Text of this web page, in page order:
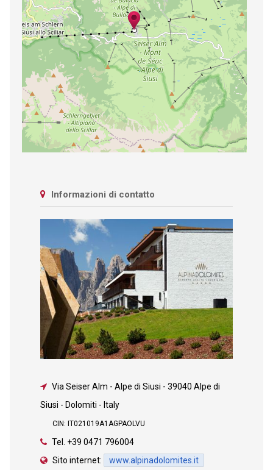
Informazioni di contatto
Via Seiser Alm - Alpe di Siusi - 39040 Alpe di
Siusi - Dolomiti - Italy
CIN: IT021019A1AGPAOLVU
Tel. +39 0471 796004
Sito internet:
www.alpinadolomites.it